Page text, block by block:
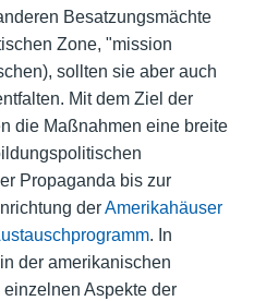
Besatzungsmächte
Zone, "mission
sollten sie aber auch
Mit dem Ziel der
die Maßnahmen eine breite
Propaganda bis zur
derAmerikahäuser
. In
der amerikanischen
Aspekte der